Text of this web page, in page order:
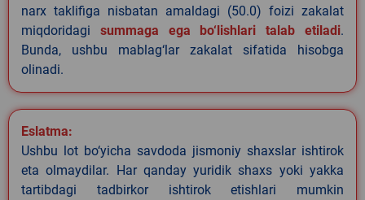
narx taklifiga nisbatan amaldagi (50.0) foizi zakalat
miqdoridagi summaga ega bo‘lishlari talab etiladi.
Bunda, ushbu mablag‘lar zakalat sifatida hisobga
olinadi.
Eslatma:
Ushbu lot bo‘yicha savdoda jismoniy shaxslar ishtirok
eta olmaydilar. Har qanday yuridik shaxs yoki yakka
tartibdagi tadbirkor ishtirok etishlari mumkin